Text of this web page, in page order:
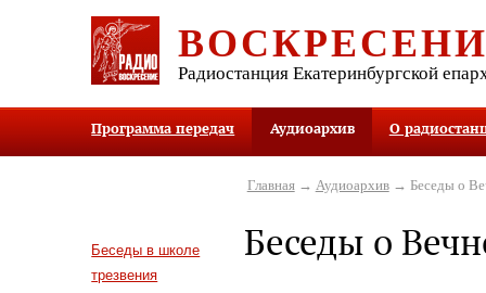
Радиостанция Екатеринбургской
Программа передач Аудиоархив О
Беседы в школе
трезвения
Главная→ Аудиоархив→ Беседы о
Беседы о